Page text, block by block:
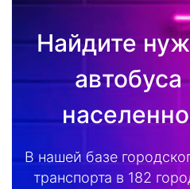
Найдите
В нашей базе
транспорта в 182